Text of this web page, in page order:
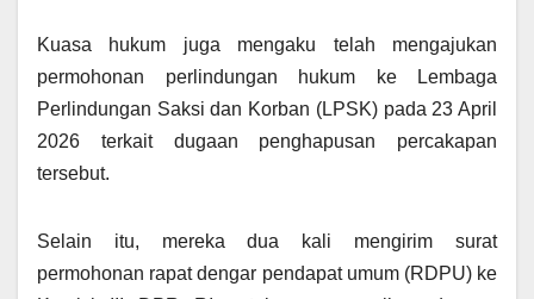
Kuasa hukum juga mengaku telah mengajukan
permohonan perlindungan hukum ke Lembaga
Perlindungan Saksi dan Korban (LPSK) pada 23 April
2026 terkait dugaan penghapusan percakapan
tersebut.
Selain itu, mereka dua kali mengirim surat
permohonan rapat dengar pendapat umum (RDPU) ke